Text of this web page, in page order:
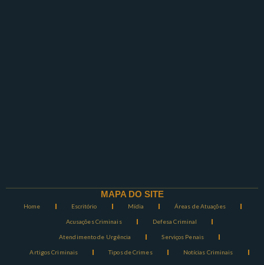
MAPA DO SITE
Home Escritório Mídia Áreas de Atuações
Acusações Criminais Defesa Criminal
Atendimento de Urgência Serviços Penais
Artigos Criminais Tipos de Crimes Notícias Criminais